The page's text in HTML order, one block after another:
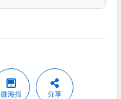
微海报 分享